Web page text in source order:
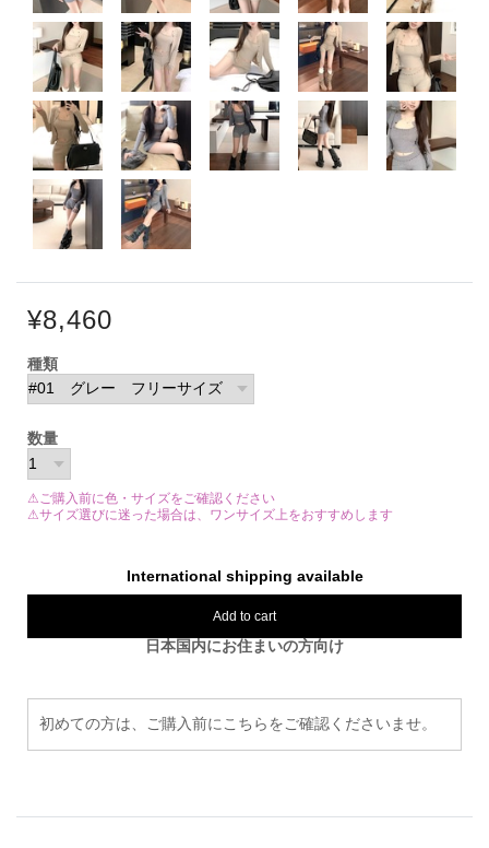
¥8,460
種類
数量
⚠ご購入前に色・サイズをご確認ください
⚠サイズ選びに迷った場合は、ワンサイズ上をおすすめします
International shipping available
Add to cart
日本国内にお住まいの方向け
初めての方は、ご購入前にこちらをご確認くださいませ。